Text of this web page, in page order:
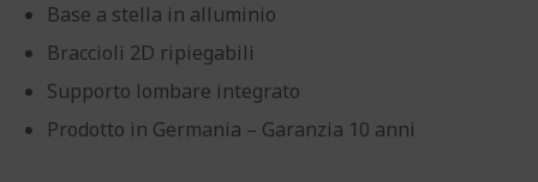
Base a stella in alluminio
Braccioli 2D ripiegabili
Supporto lombare integrato
Prodotto in Germania – Garanzia 10 anni